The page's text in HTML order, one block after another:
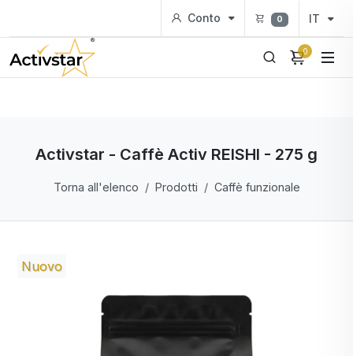
Conto 0 IT
0
Activstar - Caffè Activ REISHI - 275 g
Torna all'elenco Prodotti Caffè funzionale
Nuovo